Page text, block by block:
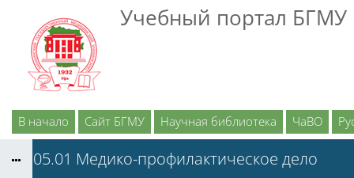
Перейти к основному содержаниюУчебный портал БГМУ
В начало Сайт БГМУ Научная библиотека ЧаВО
32.05.01 Медико-профилактическое дело